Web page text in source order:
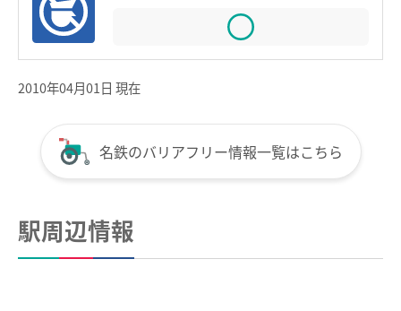
鉄道・バス共通情報
おトクな乗継割引
manacaマイレージポイント
manacaの安心機能
全国相互利用サービス
お買い物で使う
2010年04月01日 現在
名鉄のバリアフリー情報一覧はこちら
駅周辺情報